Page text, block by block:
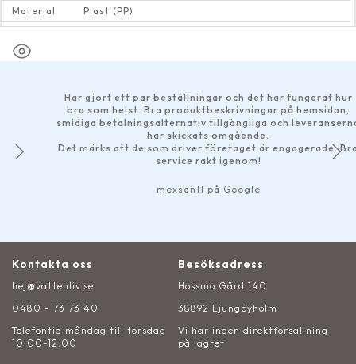
Material
Plast (PP)
Har gjort ett par beställningar och det har fungerat hur
bra som helst. Bra produktbeskrivningar på hemsidan,
smidiga betalningsalternativ tillgängliga och leveranserna
har skickats omgående.
Det märks att de som driver företaget är engagerade. Bra
service rakt igenom!
mexsan11 på Google
Kontakta oss
hej@vattenliv.se
0480 - 73 73 40
Telefontid måndag till torsdag
10:00-12:00
Besöksadress
Hossmo Gård 140
38892 Ljungbyholm
Vi har ingen direktförsäljning
på lagret